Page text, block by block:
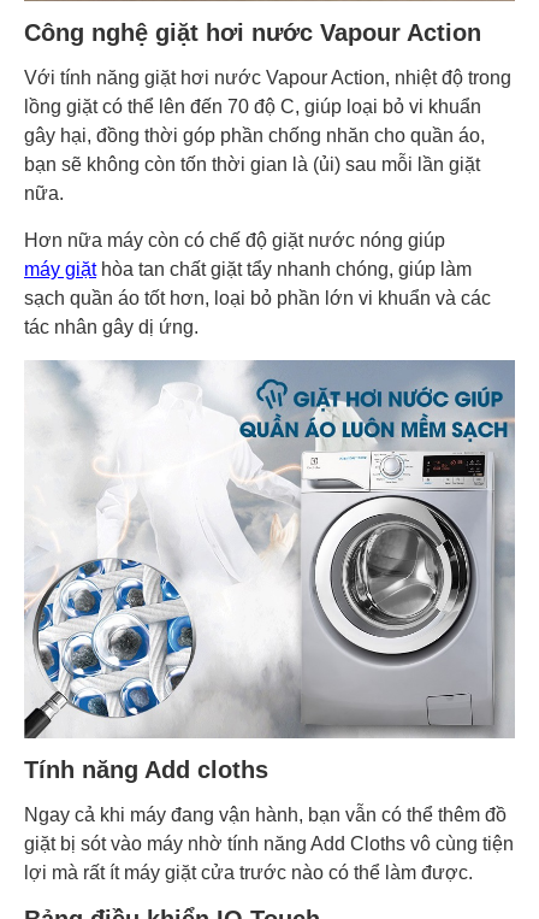
Công nghệ giặt hơi nước Vapour Action
Với tính năng giặt hơi nước Vapour Action, nhiệt độ trong
lồng giặt có thể lên đến 70 độ C, giúp loại bỏ vi khuẩn
gây hại, đồng thời góp phần chống nhăn cho quần áo,
bạn sẽ không còn tốn thời gian là (ủi) sau mỗi lần giặt
nữa.
Hơn nữa máy còn có chế độ giặt nước nóng giúp
máy giặthòa tan chất giặt tẩy nhanh chóng, giúp làm
sạch quần áo tốt hơn, loại bỏ phần lớn vi khuẩn và các
tác nhân gây dị ứng.
Tính năng Add cloths
Ngay cả khi máy đang vận hành, bạn vẫn có thể thêm đồ
giặt bị sót vào máy nhờ tính năng Add Cloths vô cùng tiện
lợi mà rất ít máy giặt cửa trước nào có thể làm được.